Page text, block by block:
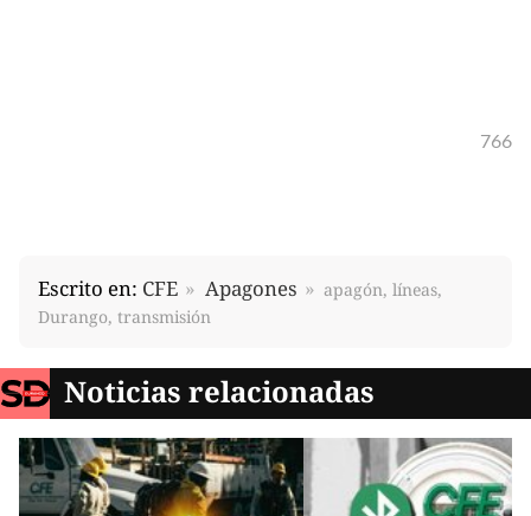
766
Escrito en: CFE Apagones
apagón, líneas,
Durango, transmisión
Noticias relacionadas